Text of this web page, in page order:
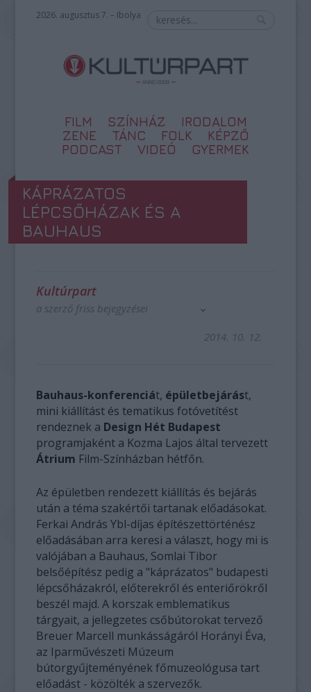
2026. augusztus 7. – Ibolya
FILM SZÍNHÁZ
IRODALOM
ZENE
TÁNC FOLK
KÉPZŐ
PODCAST
VIDEÓ GYERMEK
KÁPRÁZATOS
LÉPCSŐHÁZAK ÉS A
BAUHAUS
Kultúrpart
a szerző friss bejegyzései
2014. 10. 12.
Bauhaus-konferenciát, épületbejárást,
mini kiállítást és tematikus fotóvetítést
rendeznek a Design Hét Budapest
programjaként a Kozma Lajos által tervezett
Átrium Film-Színházban hétfőn.
Az épületben rendezett kiállítás és bejárás
után a téma szakértői tartanak előadásokat.
Ferkai András Ybl-díjas építészettörténész
előadásában arra keresi a választ, hogy mi is
valójában a Bauhaus, Somlai Tibor
belsőépítész pedig a "káprázatos" budapesti
lépcsőházakról, előterekről és enteriőrökről
beszél majd. A korszak emblematikus
tárgyait, a jellegzetes csőbútorokat tervező
Breuer Marcell munkásságáról Horányi Éva,
az Iparművészeti Múzeum
bútorgyűjteményének főmuzeológusa tart
előadást - közölték a szervezők.